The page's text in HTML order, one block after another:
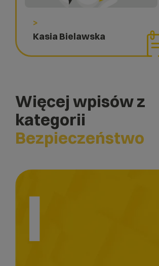
>
Kasia Bielawska
Więcej wpisów z
kategorii
Bezpieczeństwo
I